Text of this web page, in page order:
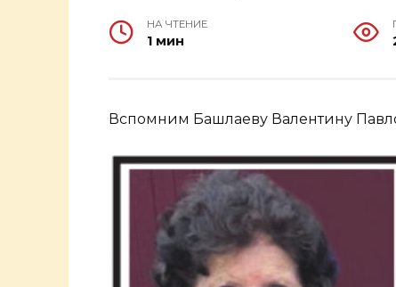
НА ЧТЕНИЕ
1 мин
Вспомним Башлаеву Валентину